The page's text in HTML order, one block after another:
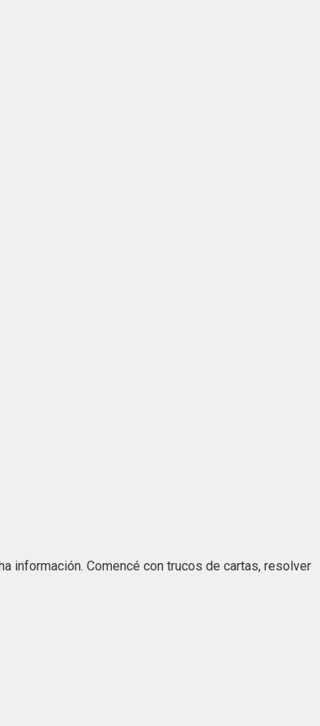
información. Comencé con trucos de cartas, resolver